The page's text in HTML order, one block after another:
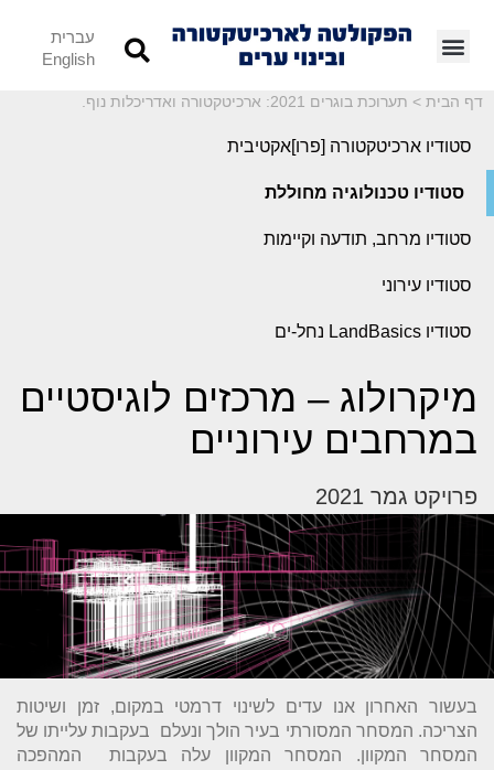
עברית
English
דף הבית > תערוכת בוגרים 2021: ארכיטקטורה ואדריכלות נוף.
סטודיו ארכיטקטורה [פרו]אקטיבית
סטודיו טכנולוגיה מחוללת
סטודיו מרחב, תודעה וקיימות
סטודיו עירוני
סטודיו LandBasics נחל-ים
מיקרולוג – מרכזים לוגיסטיים
במרחבים עירוניים
פרויקט גמר 2021
בעשור האחרון אנו עדים לשינוי דרמטי במקום, זמן ושיטות
הצריכה. המסחר המסורתי בעיר הולך ונעלם בעקבות עלייתו של
המסחר המקוון. המסחר המקוון עלה בעקבות המהפכה